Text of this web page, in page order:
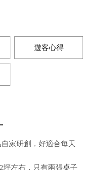
遊客心得
家研創，好適合每天
坪左右，只有兩張桌子